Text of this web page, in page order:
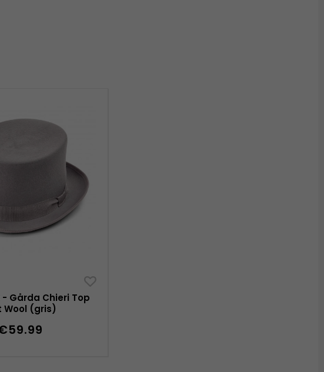
Gårda Chieri Top
Wool (gris)